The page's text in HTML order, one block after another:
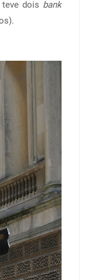
dois bank